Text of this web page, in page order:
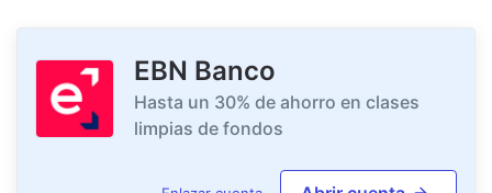
EBN Banco
Hasta un 30% de ahorro en clases
limpias de fondos